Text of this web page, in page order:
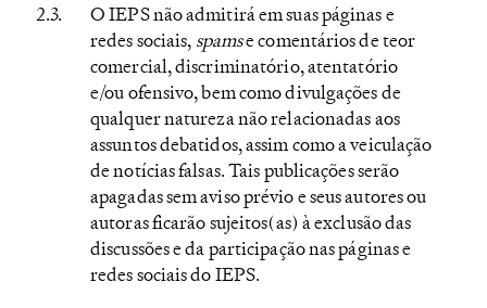
O IEPS não admitirá em suas páginas e
redes sociais, spamse comentários de teor
comercial, discriminatório, atentatório
e/ou ofensivo, bem como divulgações de
qualquer natureza não relacionadas aos
assuntos debatidos, assim como a veiculação
de notícias falsas. Tais publicações serão
apagadas sem aviso prévio e seus autores ou
autoras ficarão sujeitos(as) à exclusão das
discussões e da participação nas páginas e
redes sociais do IEPS.